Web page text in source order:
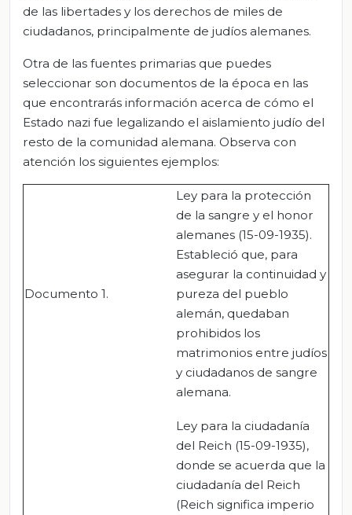
de las libertades y los derechos de miles de
ciudadanos, principalmente de judíos alemanes.
Otra de las fuentes primarias que puedes
seleccionar son documentos de la época en las
que encontrarás información acerca de cómo el
Estado nazi fue legalizando el aislamiento judío del
resto de la comunidad alemana. Observa con
atención los siguientes ejemplos:
Documento 1.
Ley para la protección
de la sangre y el honor
alemanes (15-09-1935).
Estableció que, para
asegurar la continuidad y
pureza del pueblo
alemán, quedaban
prohibidos los
matrimonios entre judíos
y ciudadanos de sangre
alemana.
Ley para la ciudadanía
del Reich (15-09-1935),
donde se acuerda que la
ciudadanía del Reich
(Reich significa imperio